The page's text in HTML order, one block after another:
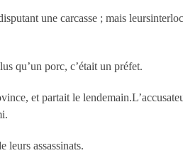
une carcasse ; mais
qu’un porc, c’était un préfet.
et partait le
leurs assassinats.